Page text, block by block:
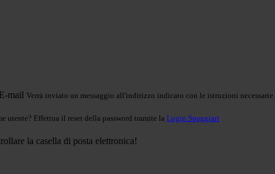
E-mail Verrà inviato un messaggio all'indirizzo indicato con le istruzioni necessarie.
utente? Effettua il reset della password tramite la Login Spaggiari
la casella di posta elettronica!